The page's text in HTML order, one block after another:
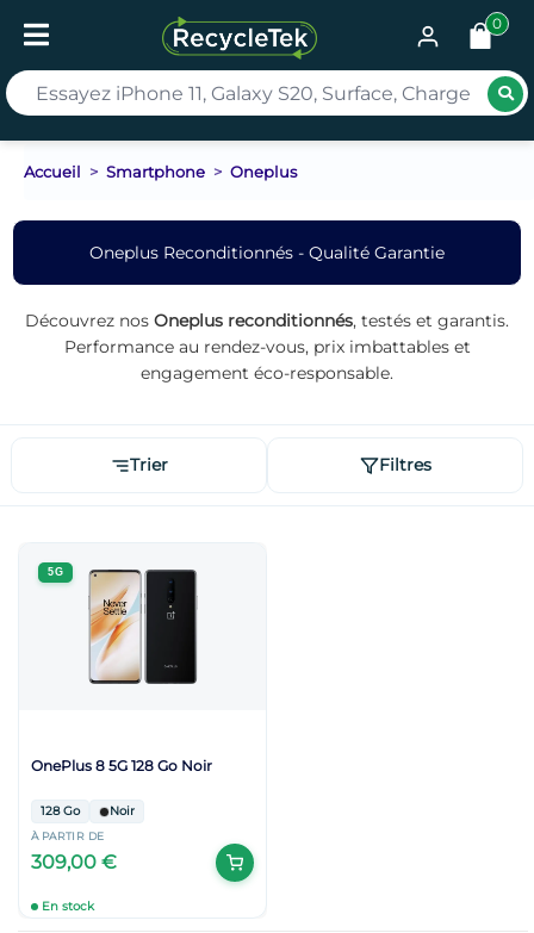
0
Accueil Smartphone Oneplus
Oneplus Reconditionnés - Qualité Garantie
Découvrez nos Oneplus reconditionnés, testés et garantis.
Performance au rendez-vous, prix imbattables et
engagement éco-responsable.
Trier Filtres
5G
OnePlus 8 5G 128 Go Noir
128 Go Noir
À PARTIR DE
309,00 €
En stock